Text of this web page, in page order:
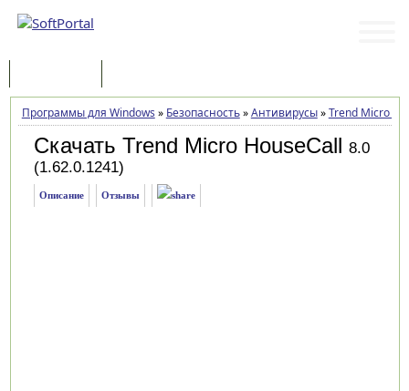
Программы для Windows » Безопасность»Антивирусы»Trend Micro
Скачать Trend Micro HouseCall 8.0
(1.62.0.1241)
Описание Отзывы